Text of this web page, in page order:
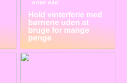
GODE RÅD
Hold vinterferie med
børnene uden at
bruge for mange
penge